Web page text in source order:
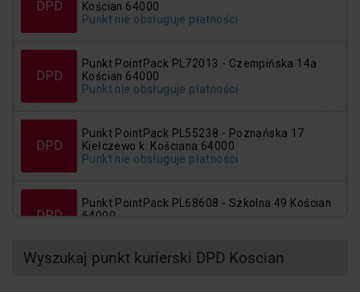
Wyszukaj punkt kurierski DPD Koscian